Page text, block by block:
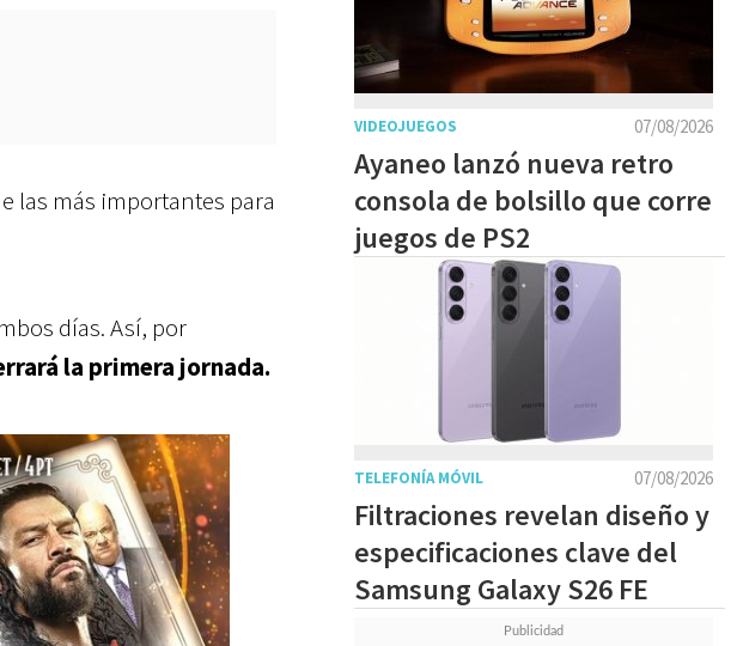
las más importantes para
días. Así, por
la primera jornada.
07/08/2026
VIDEOJUEGOS
Ayaneo lanzó nueva retro
consola de bolsillo que corre
juegos de PS2
07/08/2026
TELEFONÍA MÓVIL
Filtraciones revelan diseño y
especificaciones clave del
Samsung Galaxy S26 FE